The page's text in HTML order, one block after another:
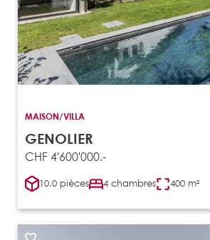
MAISON/VILLA
GENOLIER
CHF 4'600'000.-
10.0 pièces 4 chambres 400 m²